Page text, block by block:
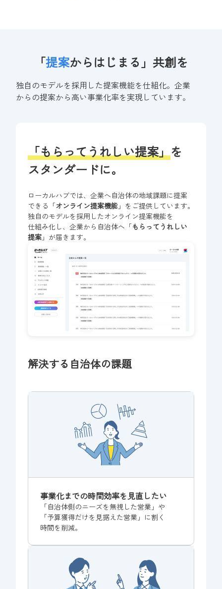
「提案からはじまる」 共創を
独自のモデルを採用した提案機能を仕組化。 企業
からの提案から高い事業化率を実現しています。
「もらってうれしい提案」を
スタンダードに。
ローカルハブでは、 企業へ 自治体の地域課題に提案
できる 「オンライン提案機能 」 を ご提供 して います。
独自のモデルを採用した オンライン提案機能を
仕組み化 し、 企業から自治体へ 「もらって うれしい
提案 」が届き ます。
解決する自治体の課題
事業化までの時間効率を見直したい
「自治体側のニーズを無視した営業」 や
「予算獲得だけを 見据えた営業」 に割く
時間を削減。